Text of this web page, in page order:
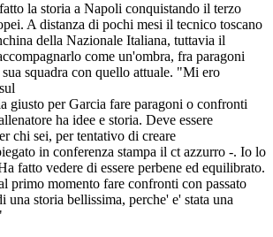
la storia a Napoli conquistando il terzo
A distanza di pochi mesi il tecnico toscano
della Nazionale Italiana, tuttavia il
come un'ombra, fra paragoni
squadra con quello attuale. "Mi ero
giusto per Garcia fare paragoni o confronti
ha idee e storia. Deve essere
chi sei, per tentativo di creare
in conferenza stampa il ct azzurro -. Io lo
fatto vedere di essere perbene ed equilibrato.
primo momento fare confronti con passato
una storia bellissima, perche' e' stata una